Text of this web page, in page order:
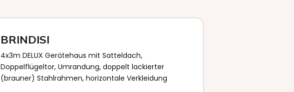
BRINDISI
4x3m DELUX Gerätehaus mit Satteldach,
Doppelflügeltor, Umrandung, doppelt lackierter
(brauner) Stahlrahmen, horizontale Verkleidung